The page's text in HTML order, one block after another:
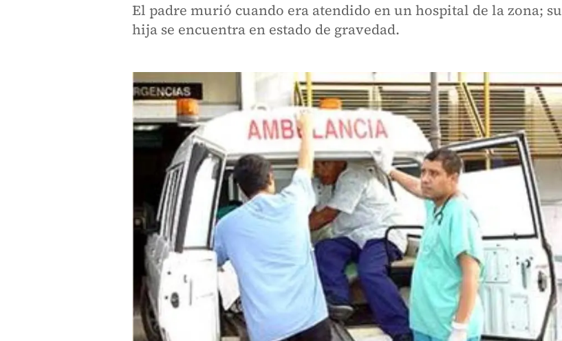
El padre murió cuando era atendido en un hospital de la zona; su
hija se encuentra en estado de gravedad.